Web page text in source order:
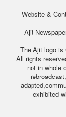
Website &
Ajit
The Ajit logo is
All rights
not in whole
exhibited